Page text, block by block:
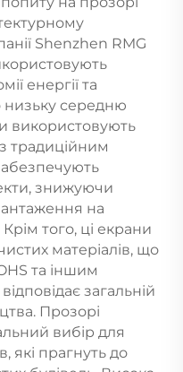
Shenzhen RMG
енергії та
середню
використовують
традиційним
знижуючи
на
того, ці екрани
матеріалів, що
та іншим
загальній
Прозорі
вибір для
які прагнуть до